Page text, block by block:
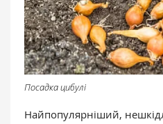
Посадка цибулі
Найпопулярніший,